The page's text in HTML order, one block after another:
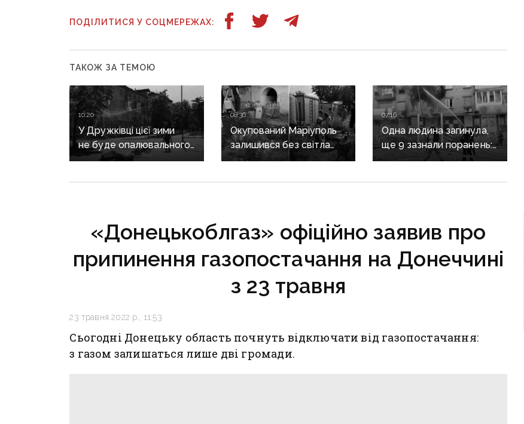
ПОДІЛИТИСЯ У СОЦМЕРЕЖАХ:
ТАКОЖ ЗА ТЕМОЮ
10:20
У Дружківці цієї зими
не буде опалювального
сезону: фронт
08:36
Окупований Маріуполь
залишився без світла
та води після нічних
07:16
Одна людина загинула,
ще 9 зазнали поранень:
воєнні злочини
«Донецькоблгаз» офіційно заявив про
припинення газопостачання на Донеччині
з 23 травня
23 травня 2022 р., 11:53
Сьогодні Донецьку область почнуть відключати від газопостачання:
з газом залишаться лише дві громади.